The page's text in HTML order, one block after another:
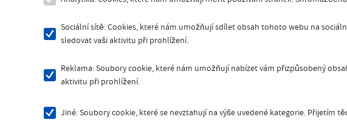
Sociální sítě: Cookies, které nám umožňují sdílet obsah tohoto webu na
sledovat vaši aktivitu při prohlížení.
Reklama: Soubory cookie, které nám umožňují nabízet vám přizpůsobený
aktivitu při prohlížení.
Jiné: Soubory cookie, které se nevztahují na výše uvedené kategorie.